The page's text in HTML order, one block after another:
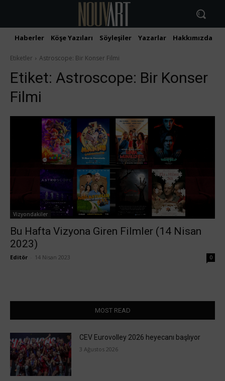
Haberler Köşe Yazıları Söyleşiler Yazarlar Hakkımızda
Etiketler Astroscope: Bir Konser Filmi
Etiket: Astroscope: Bir Konser
Filmi
Vizyondakiler
Bu Hafta Vizyona Giren Filmler (14 Nisan
2023)
Editör 14 Nisan 2023 0
MOST READ
CEV Eurovolley 2026 heyecanı başlıyor
3 Ağustos 2026